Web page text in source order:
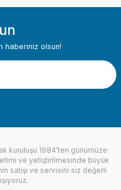
haberiniz olsun!
kuruluşu 1984’ten günümüze
ve yetiştirilmesinde büyük
satışı ve servisini siz değerli